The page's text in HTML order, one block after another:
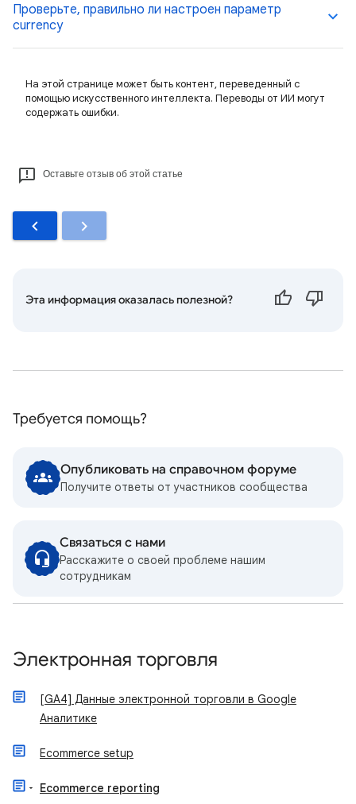
Проверьте, правильно ли настроен параметр
currency
На этой странице может быть контент, переведенный с
помощью искусственного интеллекта. Переводы от ИИ могут
содержать ошибки.
Оставьте отзыв об этой статье
Эта информация оказалась полезной?
Требуется помощь?
Опубликовать на справочном форуме
Получите ответы от участников сообщества
Связаться с нами
Расскажите о своей проблеме нашим
сотрудникам
Электронная торговля
[GA4] Данные электронной торговли в Google
Аналитике
Ecommerce setup
Ecommerce reporting